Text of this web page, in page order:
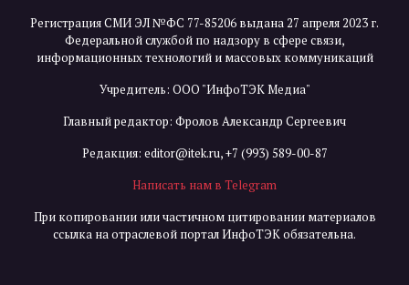
Регистрация СМИ ЭЛ №ФС 77-85206 выдана 27 апреля 2023 г.
Федеральной службой по надзору в сфере связи,
информационных технологий и массовых коммуникаций
Учредитель: ООО "ИнфоТЭК Медиа"
Главный редактор: Фролов Александр Сергеевич
Редакция: editor@itek.ru,+7 (993) 589-00-87
Написать нам в Telegram
При копировании или частичном цитировании материалов
ссылка на отраслевой портал ИнфоТЭК обязательна.